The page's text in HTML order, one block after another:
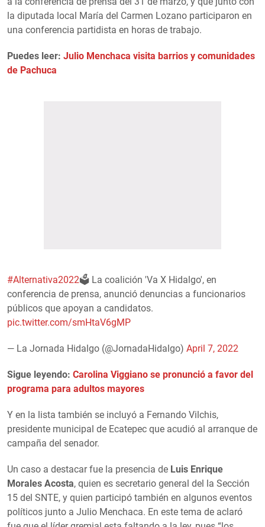
la diputada local María del Carmen Lozano participaron en
una conferencia partidista en horas de trabajo.
Puedes leer: Julio Menchaca visita barrios y comunidades
de Pachuca
#Alternativa2022🗳️ La coalición 'Va X Hidalgo', en
conferencia de prensa, anunció denuncias a funcionarios
públicos que apoyan a candidatos.
pic.twitter.com/smHtaV6gMP
— La Jornada Hidalgo (@JornadaHidalgo) April 7, 2022
Sigue leyendo: Carolina Viggiano se pronunció a favor del
programa para adultos mayores
Y en la lista también se incluyó a Fernando Vilchis,
presidente municipal de Ecatepec que acudió al arranque de
campaña del senador.
Un caso a destacar fue la presencia de Luis Enrique
Morales Acosta, quien es secretario general del la Sección
15 del SNTE, y quien participó también en algunos eventos
políticos junto a Julio Menchaca. En este tema de aclaró